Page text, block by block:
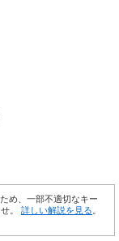
め、一部不適切なキー
。 詳しい解説を見る